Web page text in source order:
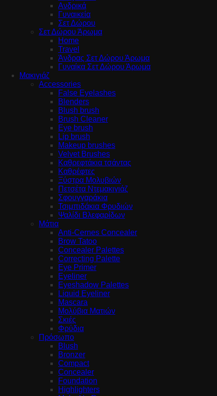
Ανδρικά
Γυναικεία
Σετ Δώρου
Σετ Δώρου Άρωμα
Home
Travel
Άνδρας Σετ Δώρου Άρωμα
Γυναίκα Σετ Δώρου Άρωμα
Μακιγιάζ
Accessories
False Eyelashes
Blenders
Blush brush
Brush Cleaner
Eye brush
Lip brush
Makeup brushes
Velvet Brushes
Καθρεφτάκια τσάντας
Καθρέφτες
Ξύστρα Μολυβιών
Πετσέτα Ντεμακιγιάζ
Σφουγγαράκια
Τσιμπιδάκια Φρυδιών
Ψαλίδι Βλεφαρίδων
Μάτια
Anti-Cernes Concealer
Brow Tatoo
Concealer Palettes
Correcting Palette
Eye Primer
Eyeliner
Eyeshadow Palettes
Liquid Eyeliner
Mascara
Μολύβια Ματιών
Σκιές
Φρύδια
Πρόσωπο
Blush
Bronzer
Compact
Concealer
Foundation
Highlighters